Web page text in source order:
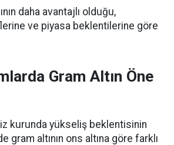
daha avantajlı olduğu,
ve piyasa beklentilerine göre
Gram Altın Öne
kurunda yükseliş beklentisinin
gram altının ons altına göre farklı